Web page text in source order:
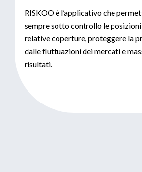
RISKOO è l’applicativo che
sempre sotto controllo le posizioni
relative coperture, proteggere la
dalle fluttuazioni dei mercati e
risultati.